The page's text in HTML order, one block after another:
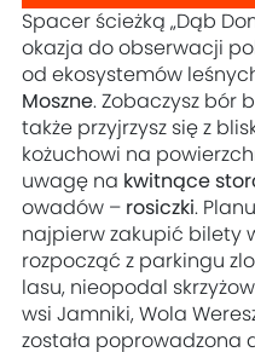
Spacer ścieżką „Dąb
okazja do obserwacji
od ekosystemów
Moszne. Zobaczysz bór
także przyjrzysz się z
kożuchowi na
uwagę na kwitnące
owadów – rosiczki.
najpierw zakupić bilety
rozpocząć z parkingu
lasu, nieopodal
wsi Jamniki, Wola
została poprowadzona